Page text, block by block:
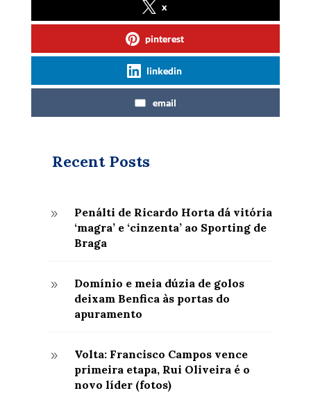
x
pinterest
linkedin
email
Recent Posts
9
Penálti de Ricardo Horta dá vitória
‘magra’ e ‘cinzenta’ ao Sporting de
Braga
9
Domínio e meia dúzia de golos
deixam Benfica às portas do
apuramento
9
Volta: Francisco Campos vence
primeira etapa, Rui Oliveira é o
novo líder (fotos)